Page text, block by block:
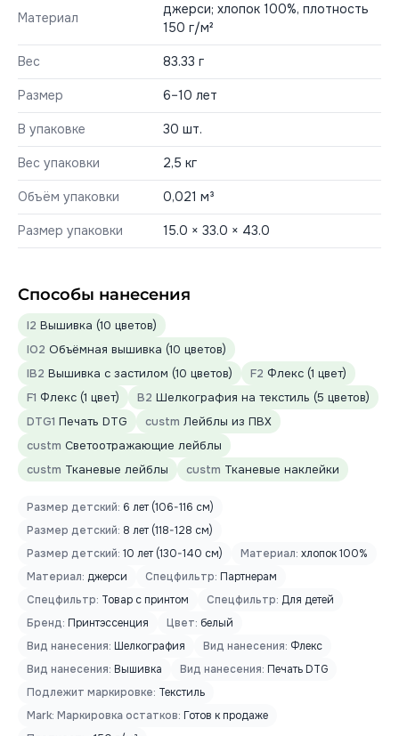
Материал
джерси; хлопок 100%, плотность
150 г/м²
Вес 83.33 г
Размер 6–10 лет
В упаковке 30 шт.
Вес упаковки 2,5 кг
Объём упаковки 0,021 м³
Размер упаковки 15.0 × 33.0 × 43.0
Способы нанесения
I2 Вышивка (10 цветов)
IO2 Объёмная вышивка (10 цветов)
IB2 Вышивка с застилом (10 цветов) F2 Флекс (1 цвет)
F1 Флекс (1 цвет) B2 Шелкография на текстиль (5 цветов)
DTG1 Печать DTG custm Лейблы из ПВХ
custm Светоотражающие лейблы
custm Тканевые лейблы custm Тканевые наклейки
Размер детский: 6 лет (106-116 см)
Размер детский: 8 лет (118-128 см)
Размер детский: 10 лет (130-140 см) Материал: хлопок 100%
Материал: джерси Спецфильтр: Партнерам
Спецфильтр: Товар с принтом Спецфильтр: Для детей
Бренд: Принтэссенция Цвет: белый
Вид нанесения: Шелкография Вид нанесения: Флекс
Вид нанесения: Вышивка Вид нанесения: Печать DTG
Подлежит маркировке: Текстиль
Mark: Маркировка остатков: Готов к продаже